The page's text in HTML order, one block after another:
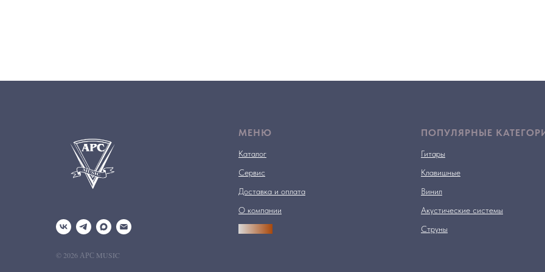
© 2026 АРС MUSIC
МЕНЮ
Каталог
Сервис
Доставка и оплата
О компании
ПОПУЛЯРНЫЕ
Гитары
Клавишные
Винил
Акустические системы
Струны